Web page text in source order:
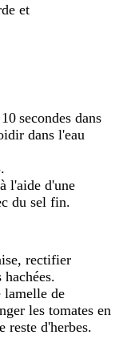
et
secondes dans
dans l'eau
l'aide d'une
du sel fin.
rectifier
lamelle de
les tomates en
reste d'herbes.